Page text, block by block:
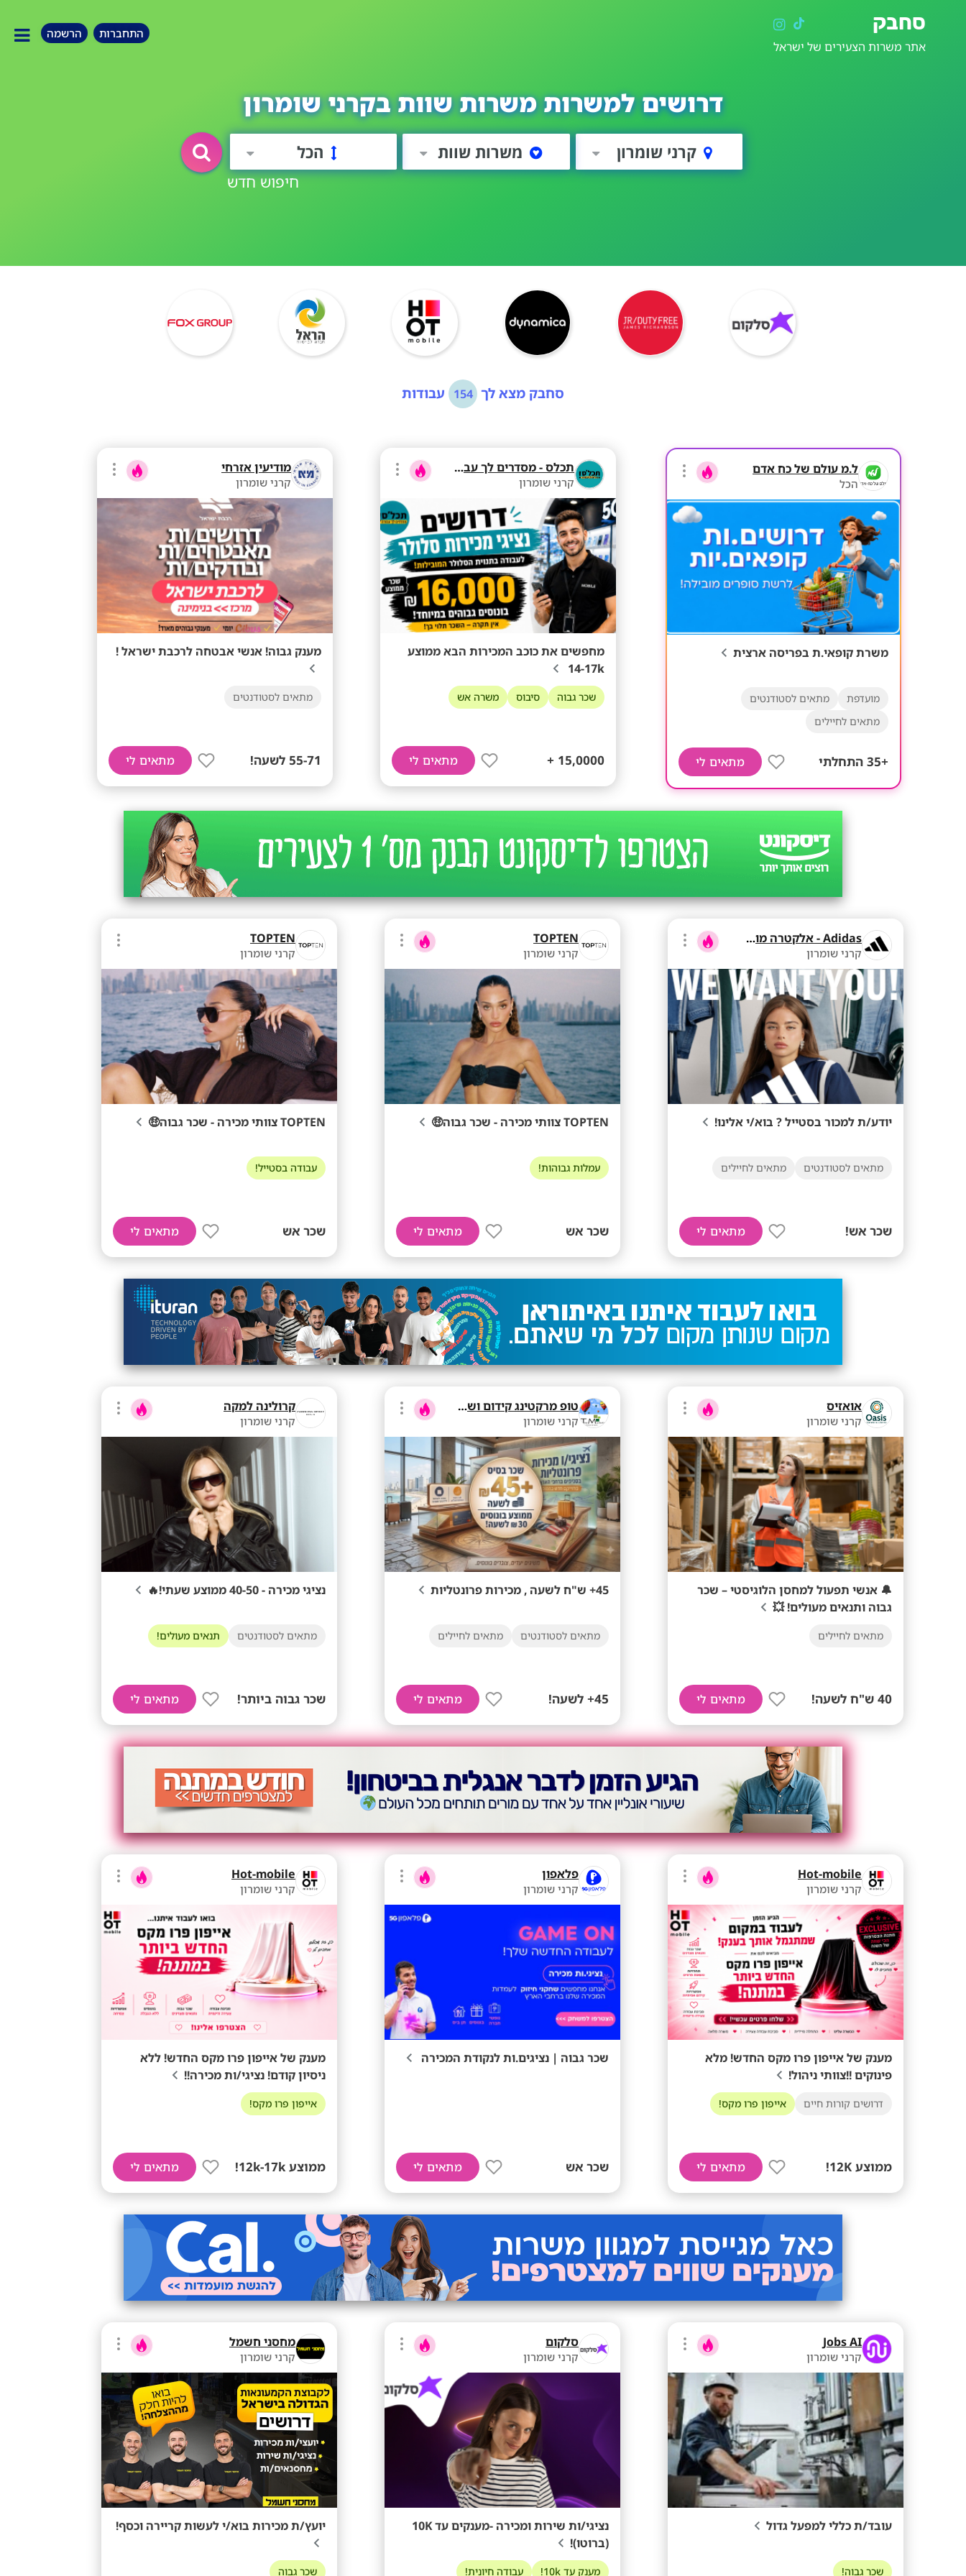
סחבק
אתר משרות הצעירים של ישראל
התחברות הרשמה
דרושים למשרות משרות שוות בקרני שומרון
קרני שומרון משרות שוות הכל
חיפוש חדש
סחבק מצא לך 154 עבודות
ל.מ עולם של כח אדם
הכל
משרת קופאי.ת בפריסה ארצית
מועדפת
מתאים לסטודנטים
מתאים לחיילים
+35 התחלתי מתאים לי
תכלס - מסדרים לך עבודה
קרני שומרון
מחפשים את כוכב המכירות הבא ממוצע
14-17k
שכר גבוה סיבוס משרה אש
15,0000 + מתאים לי
מודיעין אזרחי
קרני שומרון
מענק גבוה! אנשי אבטחה לרכבת ישראל !
מתאים לסטודנטים
55-71 לשעה! מתאים לי
Adidas - אלקטרה מוצרי צריכה
קרני שומרון
יודע/ת למכור בסטייל ? בוא/י אלינו!
מתאים לסטודנטים מתאים לחיילים
שכר אש! מתאים לי
TOPTEN
קרני שומרון
TOPTEN צוותי מכירה - שכר גבוה🤑
עמלות גבוהות!
שכר אש מתאים לי
TOPTEN
קרני שומרון
TOPTEN צוותי מכירה - שכר גבוה🤑
עבודה בסטייל!
שכר אש מתאים לי
אואזיס
קרני שומרון
🔔 אנשי תפעול למחסן הלוגיסטי – שכר
גבוה ותנאים מעולים! 💥
מתאים לחיילים
40 ש"ח לשעה! מתאים לי
טופ מרקטינג קידום ושיווק בע"מ
קרני שומרון
45+ ש"ח לשעה , מכירות פרונטליות
מתאים לסטודנטים מתאים לחיילים
45+ לשעה! מתאים לי
קרולינה למקה
קרני שומרון
נציגי מכירה - 40-50 ממוצע שעתי!🔥
מתאים לסטודנטים תנאים מעולים!
שכר גבוה ביותר! מתאים לי
Hot-mobile
קרני שומרון
מענק של אייפון פרו מקס החדש! מלא
פינוקים !!צוותי ניהול!
דרושים קורות חיים אייפון פרו מקס!
ממוצע 12K! מתאים לי
פלאפון
קרני שומרון
שכר גבוה | נציגים.ות לנקודת המכירה
שכר אש מתאים לי
Hot-mobile
קרני שומרון
מענק של אייפון פרו מקס החדש! ללא
ניסיון קודם! נציגי/ות מכירה!!
אייפון פרו מקס!
ממוצע 12k-17k! מתאים לי
Jobs AI
קרני שומרון
עובד/ת כללי למפעל גדול
שכר גבוה!
סלקום
קרני שומרון
נציגי/ות שירות ומכירה -מענקים עד 10K
(ברוטו)!
מענק עד 10k! עבודה חיונית!
מחסני חשמל
קרני שומרון
יועץ/ת מכירות בוא/י לעשות קריירה וכסף!
שכר גבוה